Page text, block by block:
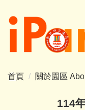
到
區
首頁 關於園區
114